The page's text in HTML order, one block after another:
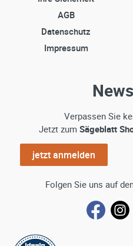
AGB
Datenschutz
Impressum
Verpassen Sie
Jetzt zum Sägeblatt
jetzt anmelden
Folgen Sie uns auf